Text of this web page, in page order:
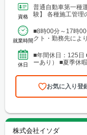
谷区代々木2-23-1
「新宿駅」から徒
木・群馬・茨城・
7-4（アーケード
森・岩手・秋田・山形・
10条西3丁目13
駅」徒歩3分、JR
ど）に現場あり
東町122-2 港都ビ
歩2分、「三宮駅
アのほか、西日
西支店 大阪事務
ル5階10号 └アク
駅」、JR「大阪駅
たエリアのほか、
資格
普通自動車第一種
験】 各種施工管理
就業時間
■8時00分～17時
クト・勤務先によ
休日
■年間休日：125日
ーあり） ■夏季休
お気に入り登
株式会社イソダ